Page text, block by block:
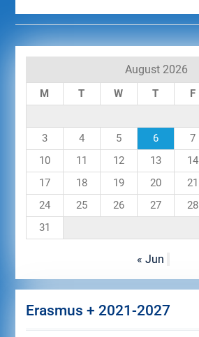
August 2026
M T W T F
3
4 5 6 7
10
11 12 13 14
17
18 19 20 21
24
25 26 27 28
31
« Jun
Erasmus + 2021-2027